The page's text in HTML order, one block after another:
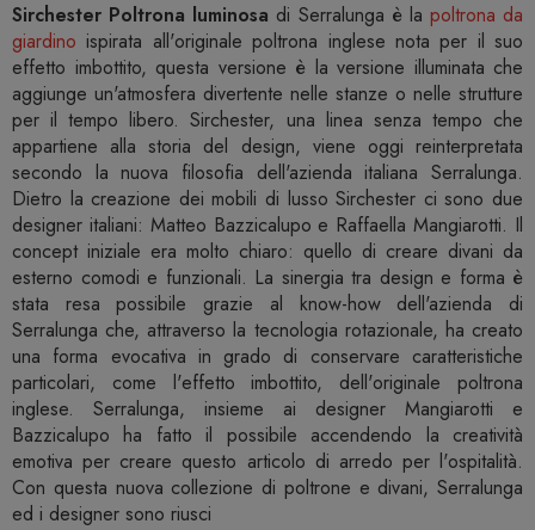
Sirchester Poltrona luminosa di Serralunga è la poltrona da
giardino ispirata all'originale poltrona inglese nota per il suo
effetto imbottito, questa versione è la versione illuminata che
aggiunge un'atmosfera divertente nelle stanze o nelle strutture
per il tempo libero. Sirchester, una linea senza tempo che
appartiene alla storia del design, viene oggi reinterpretata
secondo la nuova filosofia dell'azienda italiana Serralunga.
Dietro la creazione dei mobili di lusso Sirchester ci sono due
designer italiani: Matteo Bazzicalupo e Raffaella Mangiarotti. Il
concept iniziale era molto chiaro: quello di creare divani da
esterno comodi e funzionali. La sinergia tra design e forma è
stata resa possibile grazie al know-how dell'azienda di
Serralunga che, attraverso la tecnologia rotazionale, ha creato
una forma evocativa in grado di conservare caratteristiche
particolari, come l'effetto imbottito, dell'originale poltrona
inglese. Serralunga, insieme ai designer Mangiarotti e
Bazzicalupo ha fatto il possibile accendendo la creatività
emotiva per creare questo articolo di arredo per l'ospitalità.
Con questa nuova collezione di poltrone e divani, Serralunga
ed i designer sono riusci